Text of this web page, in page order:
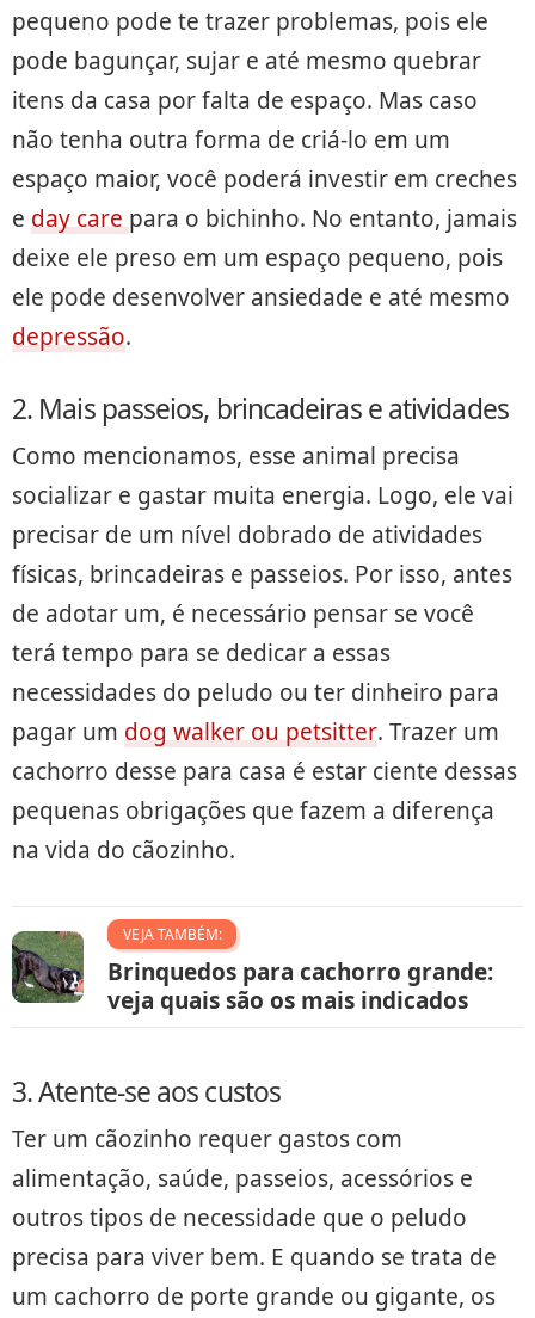
pequeno pode te trazer problemas, pois ele
pode bagunçar, sujar e até mesmo quebrar
itens da casa por falta de espaço. Mas caso
não tenha outra forma de criá-lo em um
espaço maior, você poderá investir em creches
e day care para o bichinho. No entanto, jamais
deixe ele preso em um espaço pequeno, pois
ele pode desenvolver ansiedade e até mesmo
depressão.
2. Mais passeios, brincadeiras e atividades
Como mencionamos, esse animal precisa
socializar e gastar muita energia. Logo, ele vai
precisar de um nível dobrado de atividades
físicas, brincadeiras e passeios. Por isso, antes
de adotar um, é necessário pensar se você
terá tempo para se dedicar a essas
necessidades do peludo ou ter dinheiro para
pagar um dog walker ou petsitter. Trazer um
cachorro desse para casa é estar ciente dessas
pequenas obrigações que fazem a diferença
na vida do cãozinho.
VEJA TAMBÉM:
Brinquedos para cachorro grande:
veja quais são os mais indicados
3. Atente-se aos custos
Ter um cãozinho requer gastos com
alimentação, saúde, passeios, acessórios e
outros tipos de necessidade que o peludo
precisa para viver bem. E quando se trata de
um cachorro de porte grande ou gigante, os